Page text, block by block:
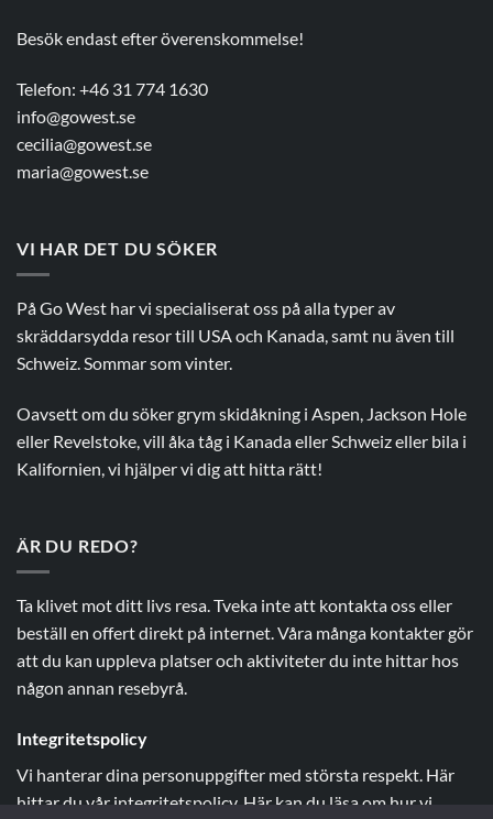
Besök endast efter överenskommelse!
Telefon: +46 31 774 1630
info@gowest.se
cecilia@gowest.se
maria@gowest.se
VI HAR DET DU SÖKER
På Go West har vi specialiserat oss på alla typer av
skräddarsydda resor till USA och Kanada, samt nu även till
Schweiz. Sommar som vinter.
Oavsett om du söker grym skidåkning i Aspen, Jackson Hole
eller Revelstoke, vill åka tåg i Kanada eller Schweiz eller bila i
Kalifornien, vi hjälper vi dig att hitta rätt!
ÄR DU REDO?
Ta klivet mot ditt livs resa. Tveka inte att kontakta oss eller
beställ en offert direkt på internet. Våra många kontakter gör
att du kan uppleva platser och aktiviteter du inte hittar hos
någon annan resebyrå.
Integritetspolicy
Vi hanterar dina personuppgifter med största respekt. Här
hittar du vår integritetspolicy. Här kan du läsa om hur vi